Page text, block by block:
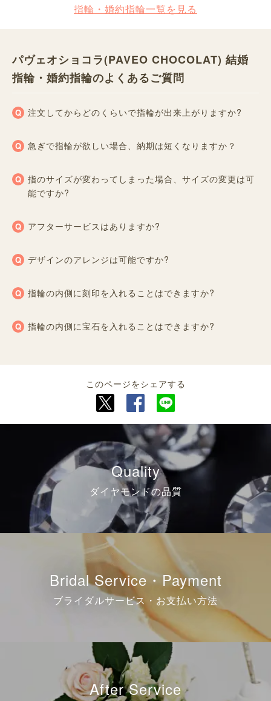
指輪・婚約指輪一覧を見る
パヴェオショコラ(PAVEO CHOCOLAT) 結婚
指輪・婚約指輪のよくあるご質問
注文してからどのくらいで指輪が出来上がりますか?
急ぎで指輪が欲しい場合、納期は短くなりますか？
指のサイズが変わってしまった場合、サイズの変更は可
能ですか?
アフターサービスはありますか?
デザインのアレンジは可能ですか?
指輪の内側に刻印を入れることはできますか?
指輪の内側に宝石を入れることはできますか?
このページをシェアする
Quality
ダイヤモンドの品質
Bridal Service・Payment
ブライダルサービス・お支払い方法
After Service